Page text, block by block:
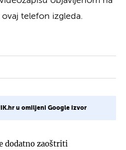
telefon izgleda.
u omiljeni Google izvor
dodatno zaoštriti